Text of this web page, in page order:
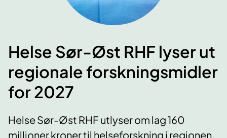
Helse Sør-Øst RHF lyser ut
regionale forskningsmidler
for 2027
Helse Sør-Øst RHF utlyser om lag 160
millioner kroner til helseforskning i regionen.